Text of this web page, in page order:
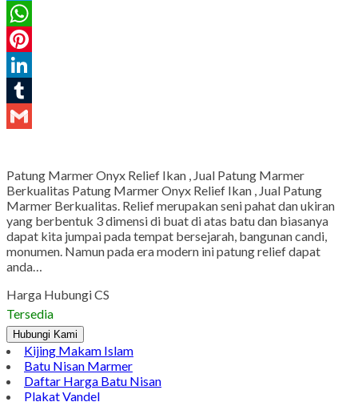
Twitter
WhatsApp
Pinterest
LinkedIn
Tumblr
Patung Marmer Onyx Relief Ikan , Jual Patung Marmer
Berkualitas Patung Marmer Onyx Relief Ikan , Jual Patung
Marmer Berkualitas. Relief merupakan seni pahat dan ukiran
yang berbentuk 3 dimensi di buat di atas batu dan biasanya
dapat kita jumpai pada tempat bersejarah, bangunan candi,
monumen. Namun pada era modern ini patung relief dapat
anda…
Harga Hubungi CS
Tersedia
Hubungi Kami
Kijing Makam Islam
Batu Nisan Marmer
Daftar Harga Batu Nisan
Plakat Vandel